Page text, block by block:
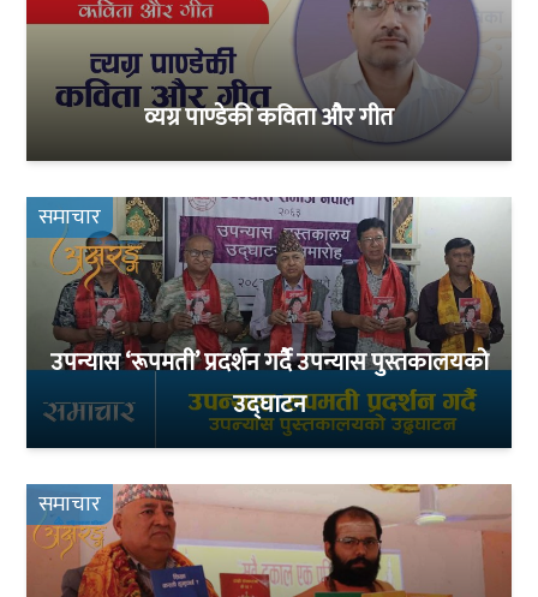
व्यग्र पाण्डेकी कविता और गीत
समाचार
उपन्यास ‘रूपमती’ प्रदर्शन गर्दै उपन्यास पुस्तकालयको
उद्घाटन
समाचार